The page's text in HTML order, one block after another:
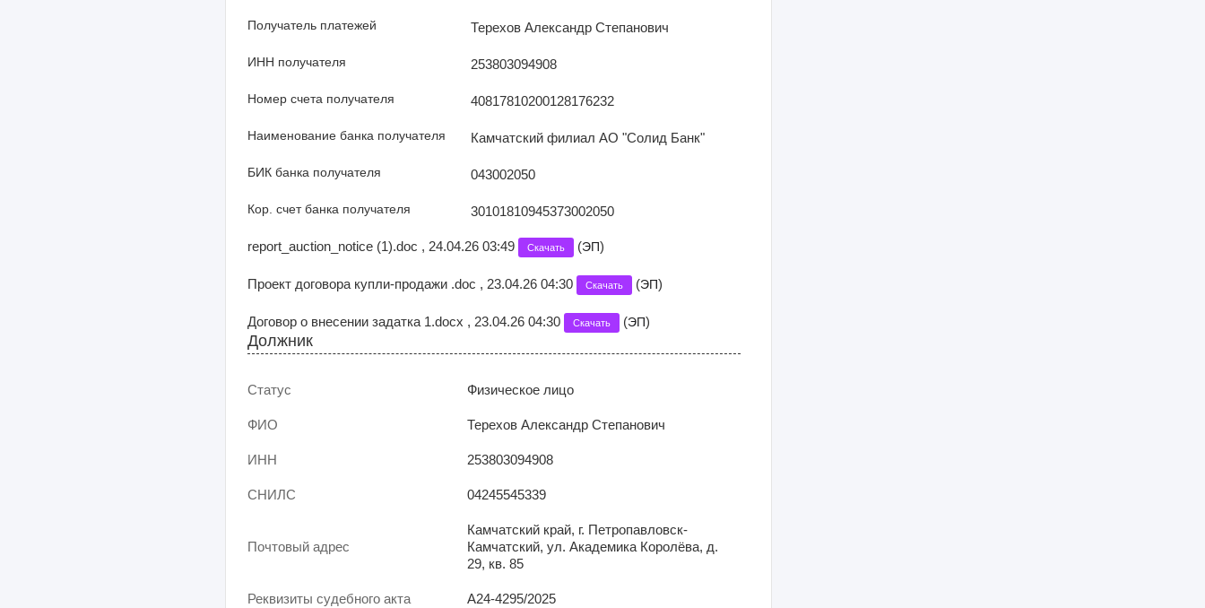
Получатель платежей Терехов Александр Степанович
ИНН получателя 253803094908
Номер счета получателя 40817810200128176232
Наименование банка получателя Камчатский филиал АО "Солид Банк"
БИК банка получателя 043002050
Кор. счет банка получателя 30101810945373002050
report_auction_notice (1).doc , 24.04.26 03:49 Скачать (ЭП)
Проект договора купли-продажи .doc , 23.04.26 04:30 Скачать (ЭП)
Договор о внесении задатка 1.docx , 23.04.26 04:30 Скачать (ЭП)
Должник
Статус Физическое лицо
ФИО Терехов Александр Степанович
ИНН 253803094908
СНИЛС 04245545339
Почтовый адрес
Камчатский край, г. Петропавловск-
Камчатский, ул. Академика Королёва, д.
29, кв. 85
Реквизиты судебного акта А24-4295/2025